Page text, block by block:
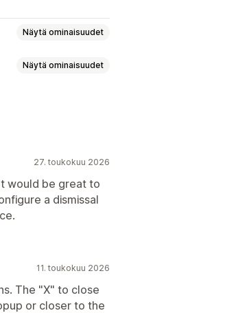
Näytä ominaisuudet
Kohdentaminen
Näytä ominaisuudet
Automaatiot
27. toukokuu 2026
would be great to
a dismissal
11. toukokuu 2026
The "X" to close
or closer to the